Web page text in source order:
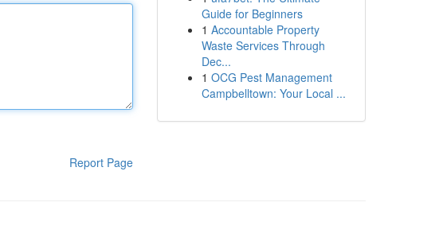
Report Page
Guide for Beginners
1 Accountable Property
Waste Services Through
Dec...
1 OCG Pest Management
Campbelltown: Your Local ...